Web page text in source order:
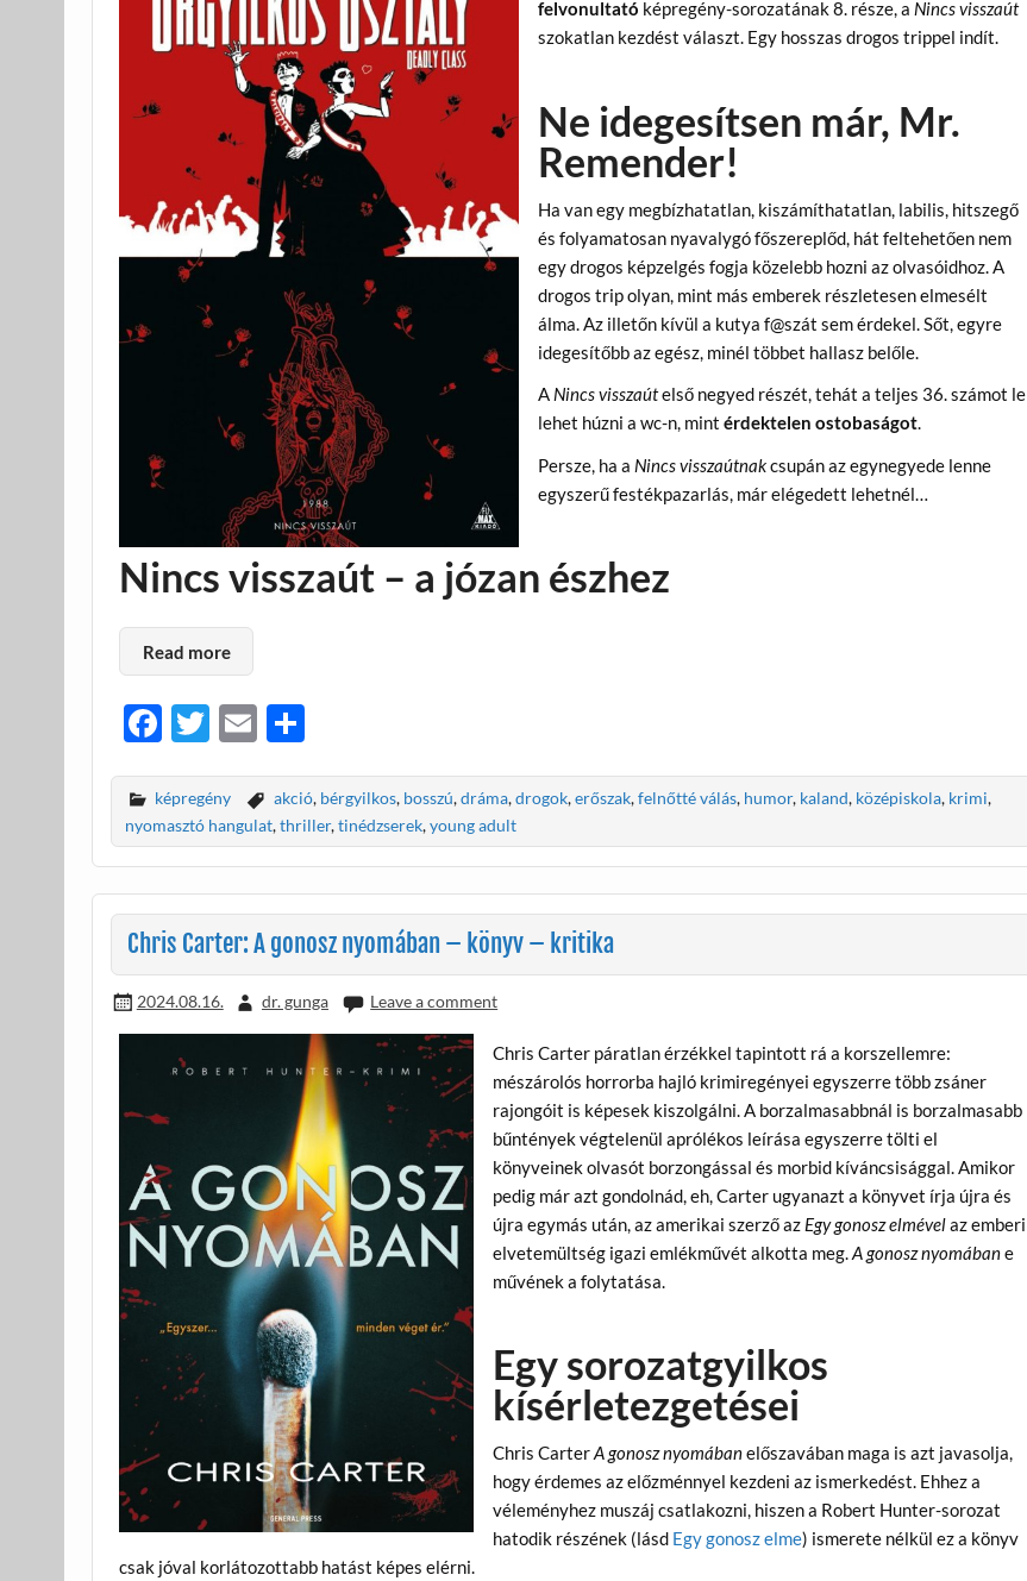
felvonultató képregény-sorozatának 8. része, a Nincs visszaút
szokatlan kezdést választ. Egy hosszas drogos trippel indít.
Ne idegesítsen már, Mr.
Remender!
Ha van egy megbízhatatlan, kiszámíthatatlan, labilis, hitszegő
és folyamatosan nyavalygó főszereplőd, hát feltehetően nem
egy drogos képzelgés fogja közelebb hozni az olvasóidhoz. A
drogos trip olyan, mint más emberek részletesen elmesélt
álma. Az illetőn kívül a kutya f@szát sem érdekel. Sőt, egyre
idegesítőbb az egész, minél többet hallasz belőle.
A Nincs visszaútelső negyed részét, tehát a teljes 36. számot le
lehet húzni a wc-n, mint érdektelen ostobaságot.
Persze, ha a Nincs visszaútnakcsupán az egynegyede lenne
egyszerű festékpazarlás, már elégedett lehetnél…
Nincs visszaút – a józan észhez
Read more
F
e
b
o
o
k
T
itt
er
E
ail za
m
e
g
képregény akció, bérgyilkos, bosszú,dráma,drogok,erőszak,felnőtté válás, humor, kaland, középiskola, krimi,
nyomasztó hangulat,thriller,tinédzserek,young adult
Chris Carter: A gonosz nyomában – könyv – kritika
2024.08.16. dr. gunga Leave a comment
Chris Carter páratlan érzékkel tapintott rá a korszellemre:
mészárolós horrorba hajló krimiregényei egyszerre több zsáner
rajongóit is képesek kiszolgálni. A borzalmasabbnál is borzalmasabb
bűntények végtelenül aprólékos leírása egyszerre tölti el
könyveinek olvasót borzongással és morbid kíváncsisággal. Amikor
pedig már azt gondolnád, eh, Carter ugyanazt a könyvet írja újra és
újra egymás után, az amerikai szerző az Egy gonosz elmévelaz emberi
elvetemültség igazi emlékművét alkotta meg.A gonosz nyomábane
művének a folytatása.
Egy sorozatgyilkos
kísérletezgetései
Chris CarterA gonosz nyomábanelőszavában maga is azt javasolja,
hogy érdemes az előzménnyel kezdeni az ismerkedést. Ehhez a
véleményhez muszáj csatlakozni, hiszen a Robert Hunter-sorozat
hatodik részének (lásd Egy gonosz elme) ismerete nélkül ez a könyv
csak jóval korlátozottabb hatást képes elérni.